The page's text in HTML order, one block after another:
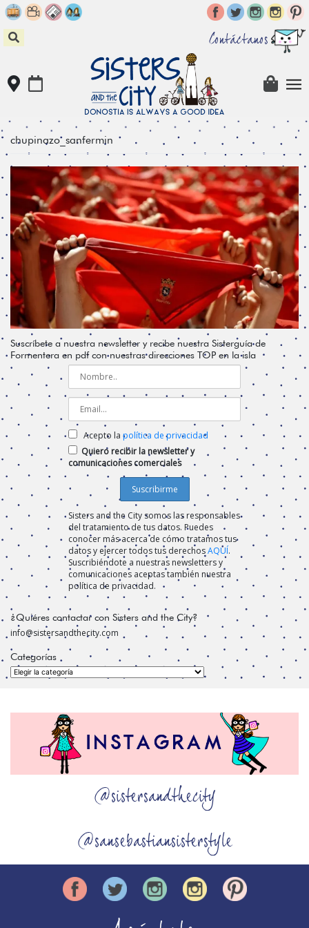
Skip
to
content
Contáctanos
chupinazo_sanfermin
Suscríbete a nuestra newsletter y recibe nuestra Sisterguía de
Formentera en pdf con nuestras direcciones TOP en la isla
Acepto la política de privacidad
Quiero recibir la newsletter y
comunicaciones comerciales
Sisters and the City somos las responsables
del tratamiento de tus datos. Puedes
conocer más acerca de cómo tratamos tus
datos y ejercer todos tus derechosAQUÍ.
Suscribiéndote a nuestras newsletters y
comunicaciones aceptas también nuestra
política de privacidad.
¿Quiéres contactar con Sisters and the City?
info@sistersandthecity.com
Categorías
Categorías
@sistersandthecity
@sansebastiansisterstyle